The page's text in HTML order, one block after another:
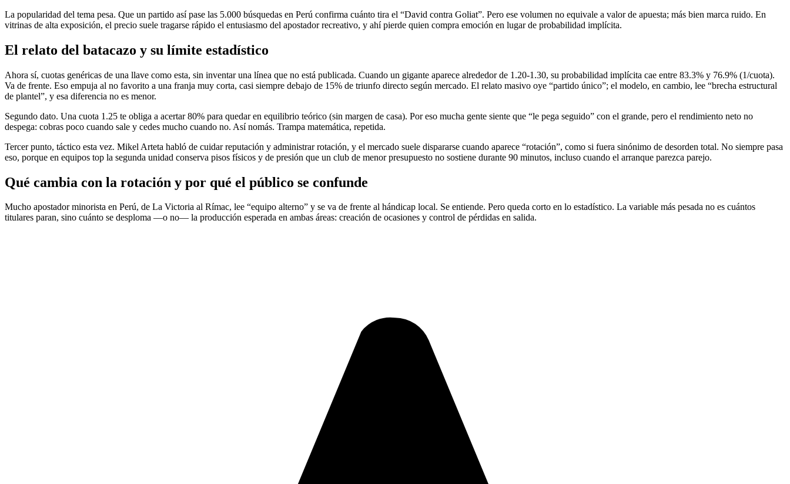
La popularidad del tema pesa. Que un partido así pase las 5.000 búsquedas en Perú confirma cuánto tira el “David contra Goliat”. Pero ese volumen no equivale a valor de apuesta; más bien marca ruido. En
vitrinas de alta exposición, el precio suele tragarse rápido el entusiasmo del apostador recreativo, y ahí pierde quien compra emoción en lugar de probabilidad implícita.
El relato del batacazo y su límite estadístico
Ahora sí, cuotas genéricas de una llave como esta, sin inventar una línea que no está publicada. Cuando un gigante aparece alrededor de 1.20-1.30, su probabilidad implícita cae entre 83.3% y 76.9% (1/cuota).
Va de frente. Eso empuja al no favorito a una franja muy corta, casi siempre debajo de 15% de triunfo directo según mercado. El relato masivo oye “partido único”; el modelo, en cambio, lee “brecha estructural
de plantel”, y esa diferencia no es menor.
Segundo dato. Una cuota 1.25 te obliga a acertar 80% para quedar en equilibrio teórico (sin margen de casa). Por eso mucha gente siente que “le pega seguido” con el grande, pero el rendimiento neto no
despega: cobras poco cuando sale y cedes mucho cuando no. Así nomás. Trampa matemática, repetida.
Tercer punto, táctico esta vez. Mikel Arteta habló de cuidar reputación y administrar rotación, y el mercado suele dispararse cuando aparece “rotación”, como si fuera sinónimo de desorden total. No siempre pasa
eso, porque en equipos top la segunda unidad conserva pisos físicos y de presión que un club de menor presupuesto no sostiene durante 90 minutos, incluso cuando el arranque parezca parejo.
Qué cambia con la rotación y por qué el público se confunde
Mucho apostador minorista en Perú, de La Victoria al Rímac, lee “equipo alterno” y se va de frente al hándicap local. Se entiende. Pero queda corto en lo estadístico. La variable más pesada no es cuántos
titulares paran, sino cuánto se desploma —o no— la producción esperada en ambas áreas: creación de ocasiones y control de pérdidas en salida.